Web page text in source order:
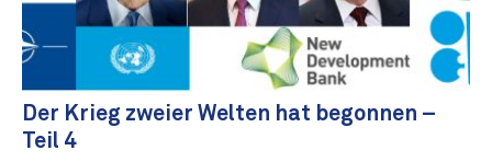
Der Krieg zweier Welten hat begonnen –
Teil 4